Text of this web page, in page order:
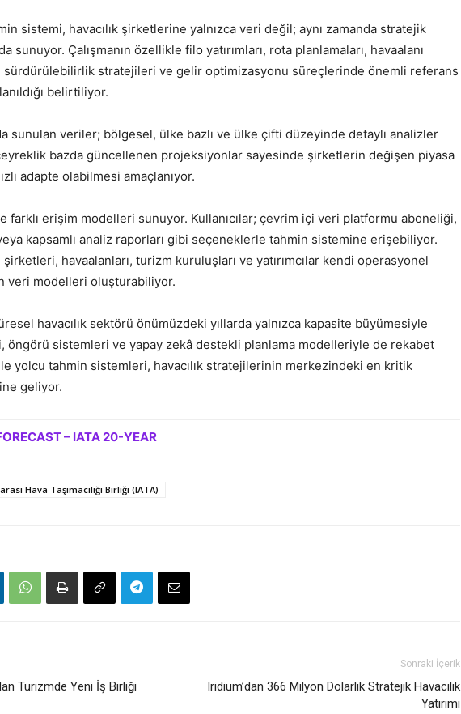
sistemi, havacılık şirketlerine yalnızca veri değil; aynı zamanda stratejik
sunuyor. Çalışmanın özellikle filo yatırımları, rota planlamaları, havaalanı
sürdürülebilirlik stratejileri ve gelir optimizasyonu süreçlerinde önemli referans
belirtiliyor.
sunulan veriler; bölgesel, ülke bazlı ve ülke çifti düzeyinde detaylı analizler
bazda güncellenen projeksiyonlar sayesinde şirketlerin değişen piyasa
adapte olabilmesi amaçlanıyor.
farklı erişim modelleri sunuyor. Kullanıcılar; çevrim içi veri platformu aboneliği,
kapsamlı analiz raporları gibi seçeneklerle tahmin sistemine erişebiliyor.
havaalanları, turizm kuruluşları ve yatırımcılar kendi operasyonel
veri modelleri oluşturabiliyor.
havacılık sektörü önümüzdeki yıllarda yalnızca kapasite büyümesiyle
öngörü sistemleri ve yapay zekâ destekli planlama modelleriyle de rekabet
yolcu tahmin sistemleri, havacılık stratejilerinin merkezindeki en kritik
geliyor.
– IATA 20-YEAR
Hava Taşımacılığı Birliği (IATA)
Turizmde Yeni İş Birliği
Sonraki İçerik
Iridium’dan 366 Milyon Dolarlık Stratejik Havacılık
Yatırımı